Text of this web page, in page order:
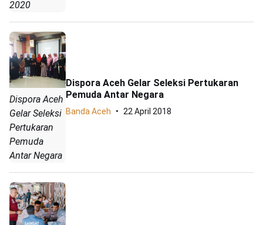
2020
Dispora Aceh
Gelar Seleksi
Pertukaran
Pemuda
Antar Negara
Dispora Aceh Gelar Seleksi Pertukaran
Pemuda Antar Negara
Banda Aceh 22 April 2018